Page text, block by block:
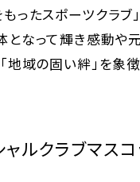
ったスポーツクラブ
となって輝き感動や
地域の固い絆」を象
ャルクラブマスコ